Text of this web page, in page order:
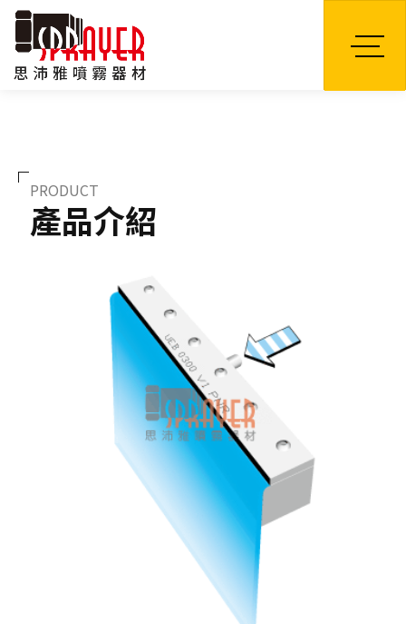
PRODUCT
產品介紹